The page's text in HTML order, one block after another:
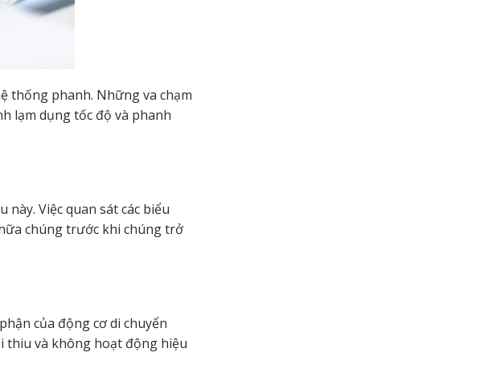
thống phanh. Những va chạm
lạm dụng tốc độ và phanh
Việc quan sát các biểu
chúng trước khi chúng trở
của động cơ di chuyển
thiu và không hoạt động hiệu